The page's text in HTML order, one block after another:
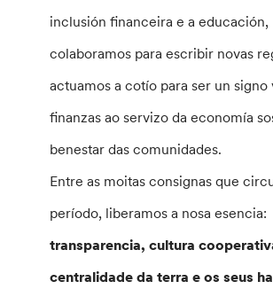
inclusión financeira e a educación,
colaboramos para escribir novas
actuamos a cotío para ser un signo
finanzas ao servizo da economía
benestar das comunidades.
Entre as moitas consignas que
período, liberamos a nosa esencia:
transparencia, cultura
centralidade da terra e os seus